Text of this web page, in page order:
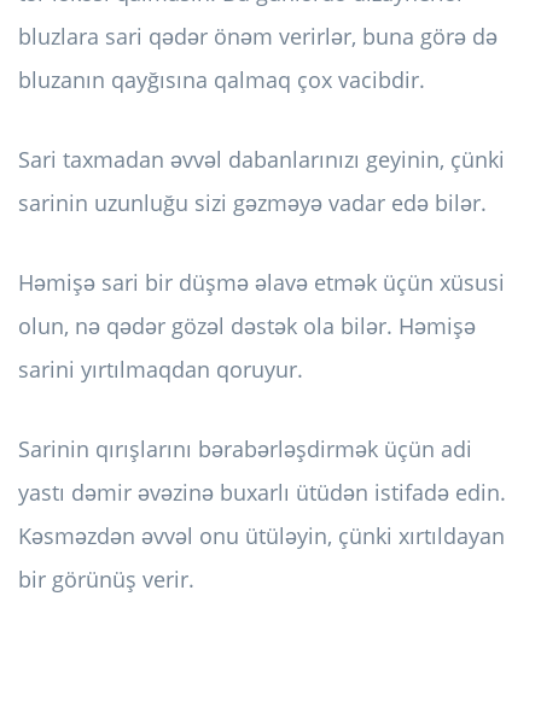
bluzlara sari qədər önəm verirlər, buna görə də
bluzanın qayğısına qalmaq çox vacibdir.
Sari taxmadan əvvəl dabanlarınızı geyinin, çünki
sarinin uzunluğu sizi gəzməyə vadar edə bilər.
Həmişə sari bir düşmə əlavə etmək üçün xüsusi
olun, nə qədər gözəl dəstək ola bilər. Həmişə
sarini yırtılmaqdan qoruyur.
Sarinin qırışlarını bərabərləşdirmək üçün adi
yastı dəmir əvəzinə buxarlı ütüdən istifadə edin.
Kəsməzdən əvvəl onu ütüləyin, çünki xırtıldayan
bir görünüş verir.